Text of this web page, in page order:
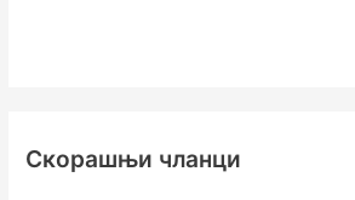
Скорашњи чланци